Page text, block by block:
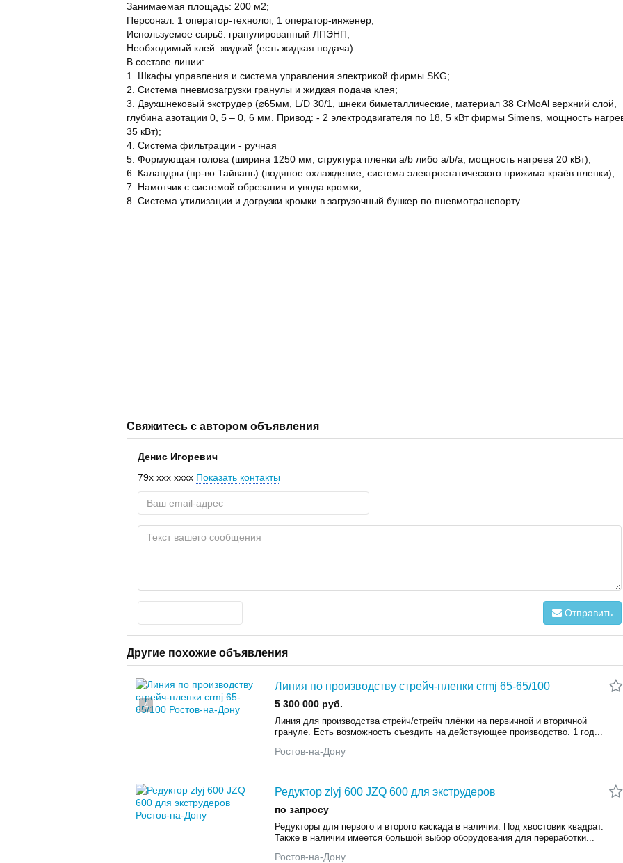
Занимаемая площадь: 200 м2;
Персонал: 1 оператор-технолог, 1 оператор-инженер;
Используемое сырьё: гранулированный ЛПЭНП;
Необходимый клей: жидкий (есть жидкая подача).
В составе линии:
1. Шкафы управления и система управления электрикой фирмы SKG;
2. Система пневмозагрузки гранулы и жидкая подача клея;
3. Двухшнековый экструдер (⌀65мм, L/D 30/1, шнеки биметаллические, материал 38 CrMoAl верхний слой,
глубина азотации 0, 5 – 0, 6 мм. Привод: - 2 электродвигателя по 18, 5 кВт фирмы Simens, мощность
35 кВт);
4. Система фильтрации - ручная
5. Формующая голова (ширина 1250 мм, структура пленки a/b либо a/b/a, мощность нагрева 20 кВт);
6. Каландры (пр-во Тайвань) (водяное охлаждение, система электростатического прижима краёв пленки);
7. Намотчик с системой обрезания и увода кромки;
8. Система утилизации и догрузки кромки в загрузочный бункер по пневмотранспорту
Свяжитесь с автором объявления
Денис Игоревич
79x xxx xxxx Показать контакты
Отправить
Другие похожие объявления
4
Линия по производству стрейч-пленки crmj 65-65/100
5 300 000 руб.
Линия для производства стрейч/стрейч плёнки на первичной и вторичной
грануле. Есть возможность съездить на действующее производство. 1 год...
Ростов-на-Дону
Редуктор zlyj 600 JZQ 600 для экструдеров
по запросу
Редукторы для первого и второго каскада в наличии. Под хвостовик квадрат.
Также в наличии имеется большой выбор оборудования для переработки...
Ростов-на-Дону